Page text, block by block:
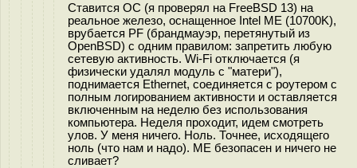
Ставится ОС (я проверял на FreeBSD 13) на
реальное железо, оснащенное Intel ME (10700K),
врубается PF (брандмауэр, перетянутый из
OpenBSD) с одним правилом: запретить любую
сетевую активность. Wi-Fi отключается (я
физически удалял модуль с "матери"),
поднимается Ethernet, соединяется с роутером с
полным логированием активности и оставляется
включенным на неделю без использования
компьютера. Неделя проходит, идем смотреть
улов. У меня ничего. Ноль. Точнее, исходящего
ноль (что нам и надо). МЕ безопасен и ничего не
сливает?